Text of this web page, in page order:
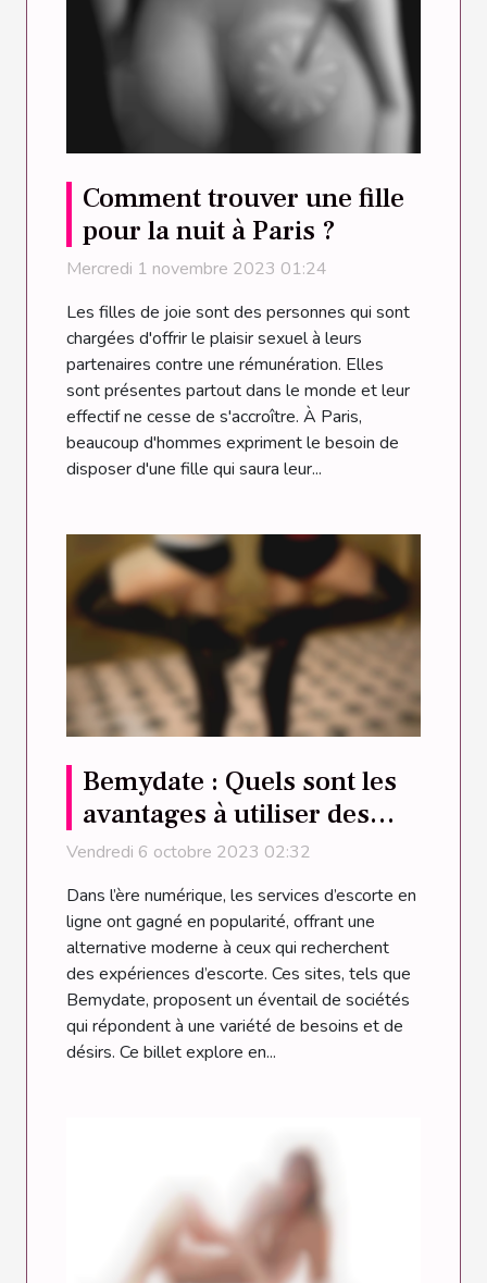
Comment trouver une fille
pour la nuit à Paris ?
Mercredi 1 novembre 2023 01:24
Les filles de joie sont des personnes qui sont
chargées d'offrir le plaisir sexuel à leurs
partenaires contre une rémunération. Elles
sont présentes partout dans le monde et leur
effectif ne cesse de s'accroître. À Paris,
beaucoup d'hommes expriment le besoin de
disposer d'une fille qui saura leur...
Bemydate : Quels sont les
avantages à utiliser des
services d’escortes en
ligne ?
Vendredi 6 octobre 2023 02:32
Dans l’ère numérique, les services d’escorte en
ligne ont gagné en popularité, offrant une
alternative moderne à ceux qui recherchent
des expériences d’escorte. Ces sites, tels que
Bemydate, proposent un éventail de sociétés
qui répondent à une variété de besoins et de
désirs. Ce billet explore en...